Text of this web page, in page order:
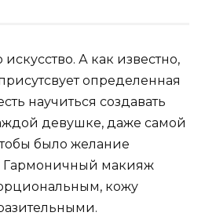
А как известно,
определенная
научиться создавать
девушке, даже самой
было желание
Гармоничный макияж
кожу